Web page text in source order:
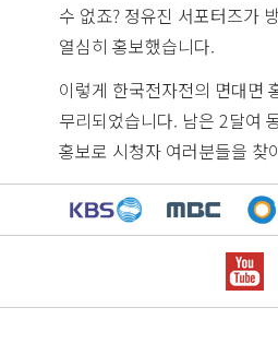
수 없죠? 정유진 서포터즈가
열심히 홍보했습니다.
이렇게 한국전자전의 면대면
무리되었습니다. 남은 2달여
홍보로 시청자 여러분들을 찾